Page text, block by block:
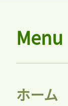
Menu
ホーム